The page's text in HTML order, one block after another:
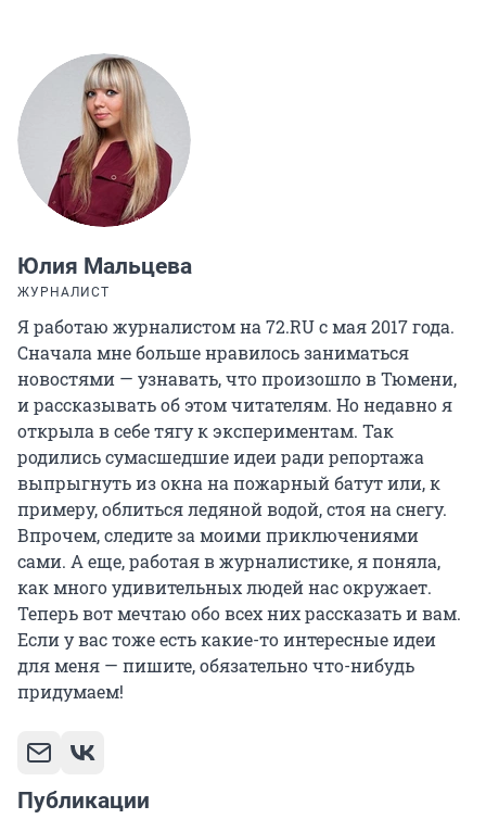
Юлия Мальцева
ЖУРНАЛИСТ
Я работаю журналистом на 72.RU с мая 2017 года.
Сначала мне больше нравилось заниматься
новостями — узнавать, что произошло в Тюмени,
и рассказывать об этом читателям. Но недавно я
открыла в себе тягу к экспериментам. Так
родились сумасшедшие идеи ради репортажа
выпрыгнуть из окна на пожарный батут или, к
примеру, облиться ледяной водой, стоя на снегу.
Впрочем, следите за моими приключениями
сами. А еще, работая в журналистике, я поняла,
как много удивительных людей нас окружает.
Теперь вот мечтаю обо всех них рассказать и вам.
Если у вас тоже есть какие-то интересные идеи
для меня — пишите, обязательно что-нибудь
придумаем!
Публикации